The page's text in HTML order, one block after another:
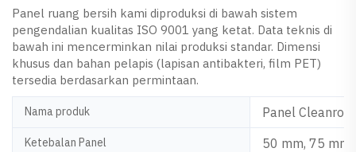
Panel ruang bersih kami diproduksi di bawah sistem
pengendalian kualitas ISO 9001 yang ketat. Data teknis di
bawah ini mencerminkan nilai produksi standar. Dimensi
khusus dan bahan pelapis (lapisan antibakteri, film PET)
tersedia berdasarkan permintaan.
Nama produk Panel
Ketebalan Panel 50 mm, 75